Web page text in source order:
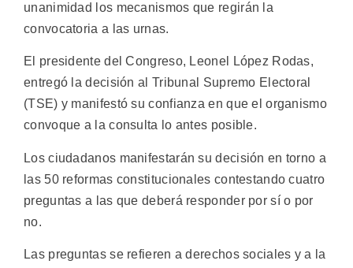
unanimidad los mecanismos que regirán la
convocatoria a las urnas.
El presidente del Congreso, Leonel López Rodas,
entregó la decisión al Tribunal Supremo Electoral
(TSE) y manifestó su confianza en que el organismo
convoque a la consulta lo antes posible.
Los ciudadanos manifestarán su decisión en torno a
las 50 reformas constitucionales contestando cuatro
preguntas a las que deberá responder por sí o por
no.
Las preguntas se refieren a derechos sociales y a la